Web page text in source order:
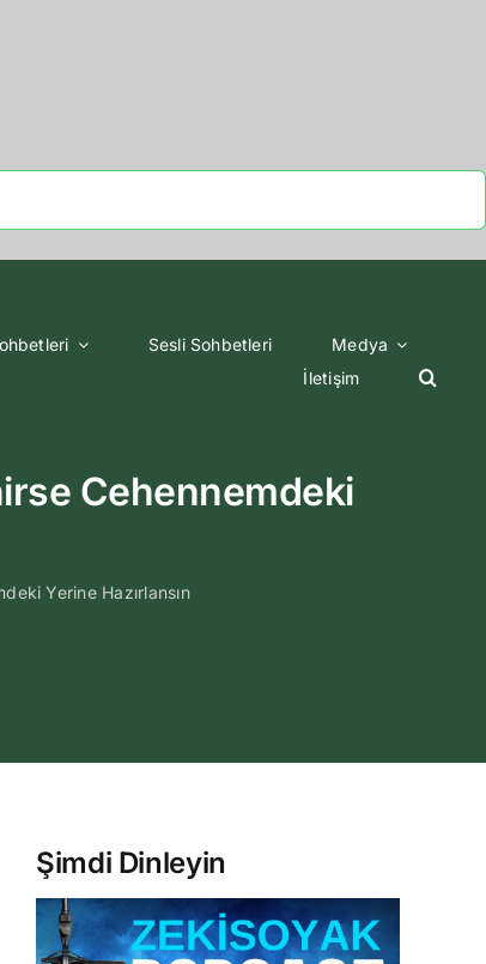
Sesli Sohbetleri
Medya
İletişim
Cehennemdeki
Yerine Hazırlansın
Şimdi Dinleyin